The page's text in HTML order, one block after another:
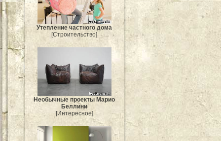
Утепление частного дома
[Строительство]
Необычные проекты Марио
Беллини
[Интересное]